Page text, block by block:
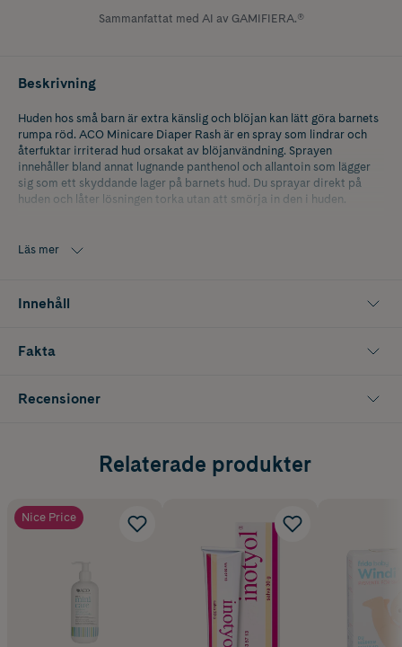
Sammanfattat med AI av GAMIFIERA.®
Beskrivning
Huden hos små barn är extra känslig och blöjan kan lätt göra barnets
rumpa röd. ACO Minicare Diaper Rash är en spray som lindrar och
återfuktar irriterad hud orsakat av blöjanvändning. Sprayen
innehåller bland annat lugnande panthenol och allantoin som lägger
sig som ett skyddande lager på barnets hud. Du sprayar direkt på
huden och låter lösningen torka utan att smörja in den i huden.
Läs mer
Innehåll
Fakta
Recensioner
Relaterade produkter
Nice Price